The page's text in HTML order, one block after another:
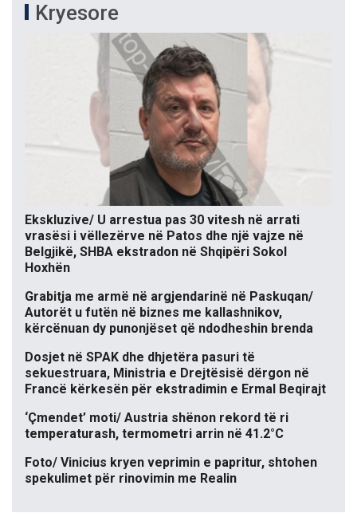
Kryesore
Ekskluzive/ U arrestua pas 30 vitesh në arrati
vrasësi i vëllezërve në Patos dhe një vajze në
Belgjikë, SHBA ekstradon në Shqipëri Sokol
Hoxhën
Grabitja me armë në argjendarinë në Paskuqan/
Autorët u futën në biznes me kallashnikov,
kërcënuan dy punonjëset që ndodheshin brenda
Dosjet në SPAK dhe dhjetëra pasuri të
sekuestruara, Ministria e Drejtësisë dërgon në
Francë kërkesën për ekstradimin e Ermal Beqirajt
‘Çmendet’ moti/ Austria shënon rekord të ri
temperaturash, termometri arrin në 41.2°C
Foto/ Vinicius kryen veprimin e papritur, shtohen
spekulimet për rinovimin me Realin